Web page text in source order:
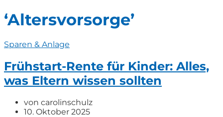
‘Altersvorsorge’
Sparen & Anlage
Frühstart-Rente für Kinder: Alles,
was Eltern wissen sollten
von carolinschulz
10. Oktober 2025